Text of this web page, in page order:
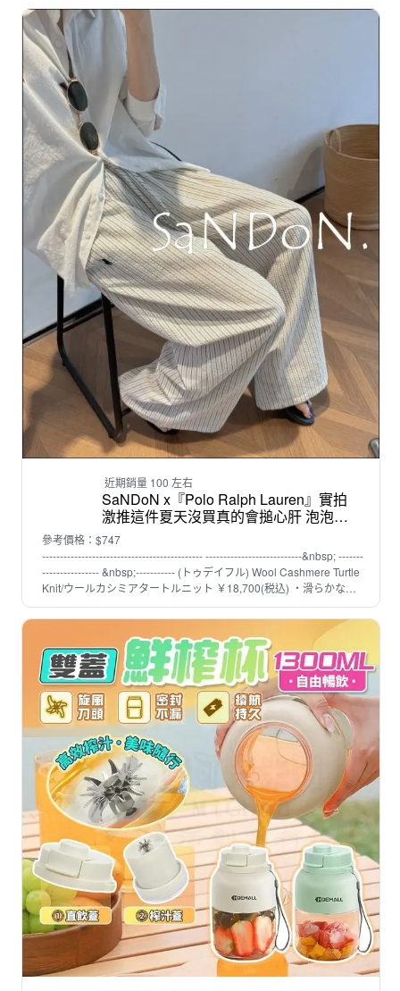
近期銷量 100 左右
SaNDoN x『Polo Ralph Lauren』實拍
激推這件夏天沒買真的會搥心肝 泡泡紗
涼爽親膚不貼身不腿 涼快親膚感又超級
冰涼鬆緊直筒寬褲 260522
參考價格：$747
--------------------------------------------- ---------------------------&nbsp; -------
---------------- &nbsp;----------- (トゥデイフル) Wool Cashmere Turtle
Knit/ウールカシミアタートルニット ￥18,700(税込) ・滑らかな肌
触りのウールカシミヤ糸で編み上げたタートルニット ・縫い目の
ないシームレスデザインが、見た目にも上品でクリーンな印象に
・ミニマルなデザインで合わせるボトムスを選ばず、様々なスタイ
リングに馴染む1枚 FREE SIZ E S腰圍68臀圍104 全長100 M腰圍
72 臀圍106 全長102 L腰圍68 臀圍110 全長105 手工測量誤差
+-3CM,售出不退換 --------------------------------------------- -------------------
--------&nbsp; ----------------------- &nbsp;-----------